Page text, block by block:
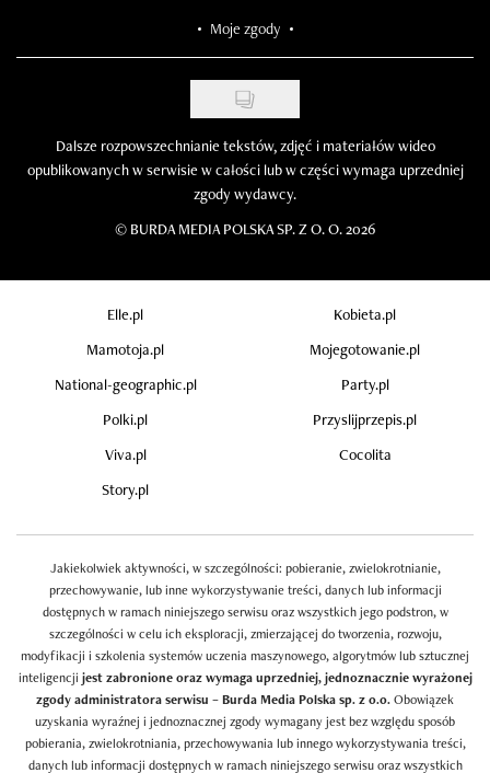
Moje zgody
Dalsze rozpowszechnianie tekstów, zdjęć i materiałów wideo
opublikowanych w serwisie w całości lub w części wymaga uprzedniej
zgody wydawcy.
© BURDA MEDIA POLSKA SP. Z O. O. 2026
Elle.pl
Kobieta.pl
Mamotoja.pl
Mojegotowanie.pl
National-geographic.pl
Party.pl
Polki.pl
Przyslijprzepis.pl
Viva.pl
Cocolita
Story.pl
Jakiekolwiek aktywności, w szczególności: pobieranie, zwielokrotnianie,
przechowywanie, lub inne wykorzystywanie treści, danych lub informacji
dostępnych w ramach niniejszego serwisu oraz wszystkich jego podstron, w
szczególności w celu ich eksploracji, zmierzającej do tworzenia, rozwoju,
modyfikacji i szkolenia systemów uczenia maszynowego, algorytmów lub sztucznej
inteligencji jest zabronione oraz wymaga uprzedniej, jednoznacznie wyrażonej
zgody administratora serwisu – Burda Media Polska sp. z o.o.Obowiązek
uzyskania wyraźnej i jednoznacznej zgody wymagany jest bez względu sposób
pobierania, zwielokrotniania, przechowywania lub innego wykorzystywania treści,
danych lub informacji dostępnych w ramach niniejszego serwisu oraz wszystkich